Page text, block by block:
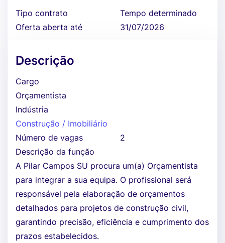
Tipo contrato
Tempo determinado
Oferta aberta até
31/07/2026
Descrição
Cargo
Orçamentista
Indústria
Construção / Imobiliário
Número de vagas
2
Descrição da função
A Pilar Campos SU procura um(a) Orçamentista
para integrar a sua equipa. O profissional será
responsável pela elaboração de orçamentos
detalhados para projetos de construção civil,
garantindo precisão, eficiência e cumprimento dos
prazos estabelecidos.